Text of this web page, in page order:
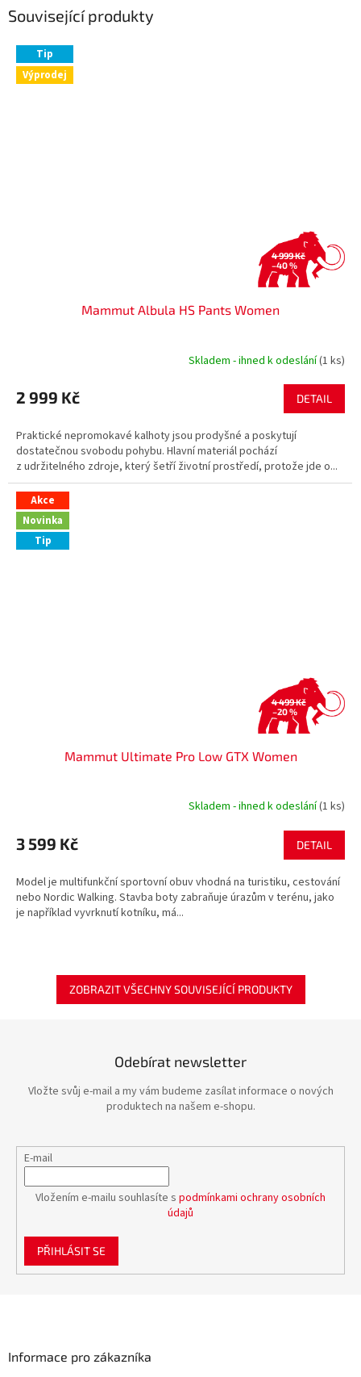
Související produkty
Tip
Výprodej
4 999 Kč
–40 %
Mammut Albula HS Pants Women
Skladem - ihned k odeslání(1 ks)
2 999 Kč DETAIL
Praktické nepromokavé kalhoty jsou prodyšné a poskytují
dostatečnou svobodu pohybu. Hlavní materiál pochází
z udržitelného zdroje, který šetří životní prostředí, protože jde o...
Akce
Novinka
Tip
4 499 Kč
–20 %
Mammut Ultimate Pro Low GTX Women
Skladem - ihned k odeslání(1 ks)
3 599 Kč DETAIL
Model je multifunkční sportovní obuv vhodná na turistiku, cestování
nebo Nordic Walking. Stavba boty zabraňuje úrazům v terénu, jako
je například vyvrknutí kotníku, má...
ZOBRAZIT VŠECHNY SOUVISEJÍCÍ PRODUKTY
Odebírat newsletter
Vložte svůj e-mail a my vám budeme zasílat informace o nových
produktech na našem e-shopu.
E-mail
Vložením e-mailu souhlasíte s podmínkami ochrany osobních
údajů
PŘIHLÁSIT SE
Informace pro zákazníka